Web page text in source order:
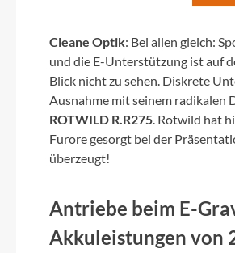
Cleane Optik: Bei allen gleich:
und die E-Unterstützung ist auf
Blick nicht zu sehen. Diskrete
Ausnahme mit seinem radikalen
ROTWILD R.R275. Rotwild hat
Furore gesorgt bei der
überzeugt!
Antriebe beim E-
Akkuleistungen von